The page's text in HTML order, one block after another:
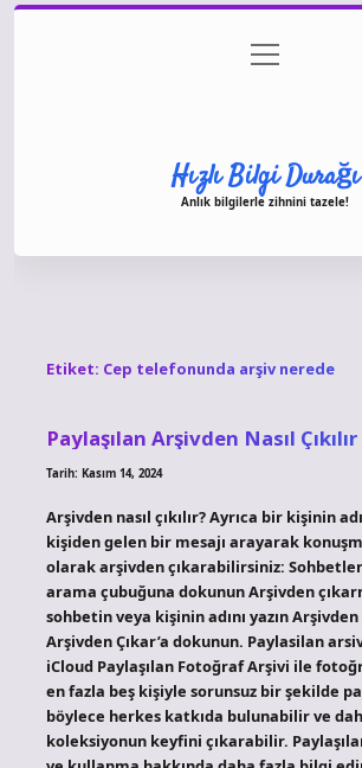
Gizlilik Politikası
menüyü
aç
Hızlı Bilgi Durağı
Anlık bilgilerle zihnini tazele!
Etiket: Cep telefonunda arşiv nerede
Paylaşılan Arşivden Nasıl Çıkılır
Tarih: Kasım 14, 2024
Arşivden nasıl çıkılır? Ayrıca bir kişinin
kişiden gelen bir mesajı arayarak
olarak arşivden çıkarabilirsiniz:
arama çubuğuna dokunun Arşivden
sohbetin veya kişinin adını yazın
Arşivden Çıkar’a dokunun. Paylasilan
iCloud Paylaşılan Fotoğraf Arşivi ile
en fazla beş kişiyle sorunsuz bir şekilde
böylece herkes katkıda bulunabilir ve
koleksiyonun keyfini çıkarabilir.